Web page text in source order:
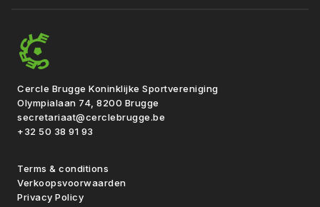
Cercle Brugge Koninklijke Sportvereniging
Olympialaan 74, 8200 Brugge
secretariaat@cerclebrugge.be
+32 50 38 91 93
Terms & conditions
Verkoopsvoorwaarden
Privacy Policy